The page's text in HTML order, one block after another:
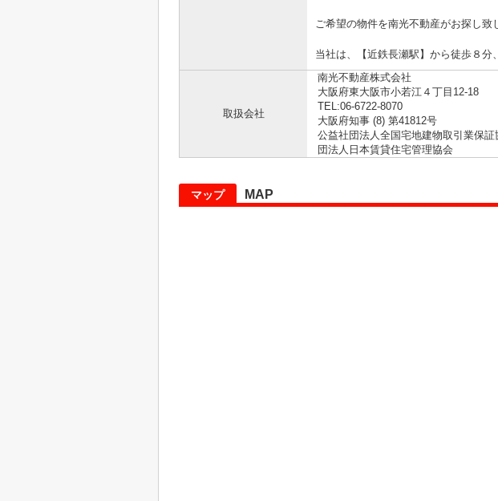
ご希望の物件を南光不動産がお探し致
当社は、【近鉄長瀬駅】から徒歩８分
取扱会社
南光不動産株式会社
大阪府東大阪市小若江４丁目12-18
TEL:06-6722-8070
大阪府知事 (8) 第41812号
公益社団法人全国宅地建物取引業保
団法人日本賃貸住宅管理協会
マップ MAP